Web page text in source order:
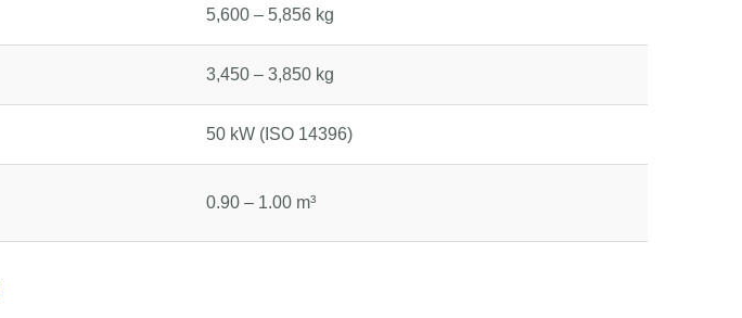
5,600 – 5,856 kg
3,450 – 3,850 kg
50 kW (ISO 14396)
0.90 – 1.00 m³